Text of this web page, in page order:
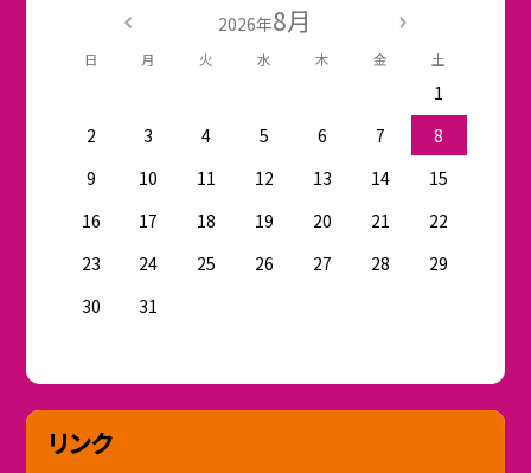
2026年8月
日 月 火 水 木 金 土
1
2
3 4 5 6 7
8
9
10 11 12 13 14
15
16
17 18 19 20 21
22
23
24 25 26 27 28
29
30
31
リンク